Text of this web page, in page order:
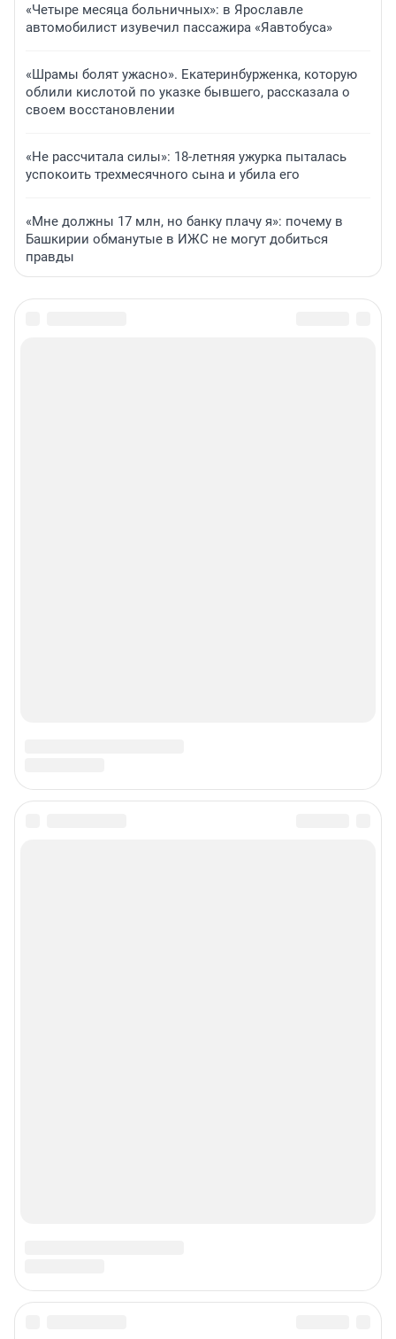
«Четыре месяца больничных»: в Ярославле
автомобилист изувечил пассажира «Яавтобуса»
«Шрамы болят ужасно». Екатеринбурженка, которую
облили кислотой по указке бывшего, рассказала о
своем восстановлении
«Не рассчитала силы»: 18-летняя ужурка пыталась
успокоить трехмесячного сына и убила его
«Мне должны 17 млн, но банку плачу я»: почему в
Башкирии обманутые в ИЖС не могут добиться
правды